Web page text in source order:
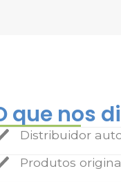
que nos
Distribuidor
Produtos